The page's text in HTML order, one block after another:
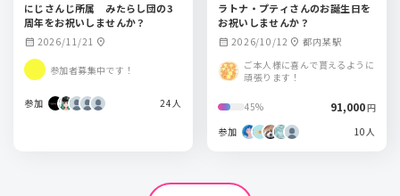
にじさんじ所属 みたらし団の3
周年をお祝いしませんか？
calendar_month 2026/11/21 location_on
参加者募集中です！
参加 24人
ラトナ・プティさんのお誕生日を
お祝いしませんか？
calendar_month 2026/10/12 location_on 都内某駅
ご本人様に喜んで貰えるように
頑張ります！
45% 91,000円
参加
10人